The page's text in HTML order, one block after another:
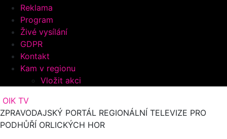
Reklama
Program
Živé vysílání
GDPR
Kontakt
Kam v regionu
Vložit akci
OIK TV
ZPRAVODAJSKÝ PORTÁL REGIONÁLNÍ TELEVIZE PRO
PODHŮŘÍ ORLICKÝCH HOR